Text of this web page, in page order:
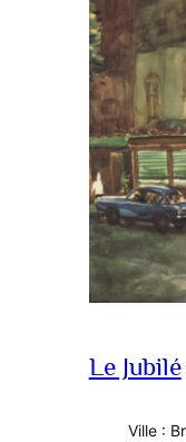
Le Jubilé
Ville :